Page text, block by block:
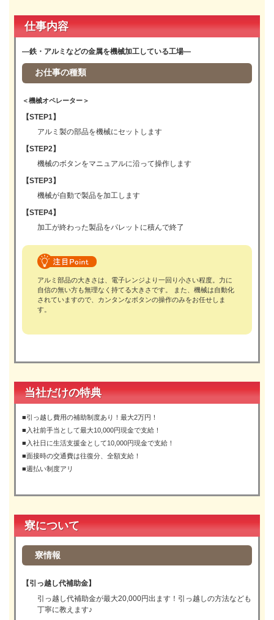
仕事内容
―鉄・アルミなどの金属を機械加工している工場―
お仕事の種類
＜機械オペレーター＞
【STEP1】
アルミ製の部品を機械にセットします
【STEP2】
機械のボタンをマニュアルに沿って操作します
【STEP3】
機械が自動で製品を加工します
【STEP4】
加工が終わった製品をパレットに積んで終了
アルミ部品の大きさは、電子レンジより一回り小さい程度。力に
自信の無い方も無理なく持てる大きさです。 また、機械は自動化
されていますので、カンタンなボタンの操作のみをお任せしま
す。
当社だけの特典
■引っ越し費用の補助制度あり！最大2万円！
■入社前手当として最大10,000円現金で支給！
■入社日に生活支援金として10,000円現金で支給！
■面接時の交通費は往復分、全額支給！
■週払い制度アリ
寮について
寮情報
【引っ越し代補助金】
引っ越し代補助金が最大20,000円出ます！引っ越しの方法なども
丁寧に教えます♪